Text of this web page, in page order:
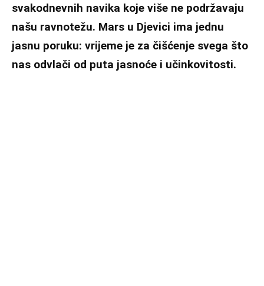
svakodnevnih navika koje više ne podržavaju
našu ravnotežu. Mars u Djevici ima jednu
jasnu poruku: vrijeme je za čišćenje svega što
nas odvlači od puta jasnoće i učinkovitosti.